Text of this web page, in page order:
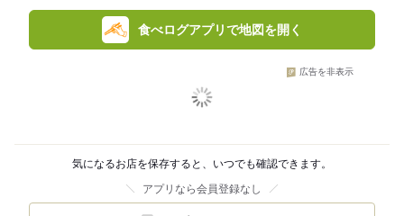
食べログアプリで地図を開く
広告を非表示
気になるお店を保存すると、いつでも確認できます。
アプリなら会員登録なし